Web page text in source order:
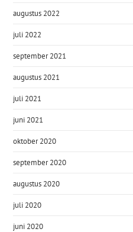
augustus 2022
juli 2022
september 2021
augustus 2021
juli 2021
juni 2021
oktober 2020
september 2020
augustus 2020
juli 2020
juni 2020